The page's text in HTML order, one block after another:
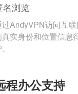
名浏览
过AndyVPN访问互
真实身份和位置信息
程办公支持